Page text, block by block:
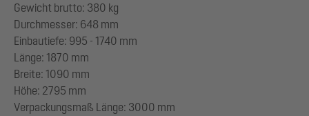
Gewicht brutto: 380 kg
Durchmesser: 648 mm
Einbautiefe: 995 - 1740 mm
Länge: 1870 mm
Breite: 1090 mm
Höhe: 2795 mm
Verpackungsmaß Länge: 3000 mm